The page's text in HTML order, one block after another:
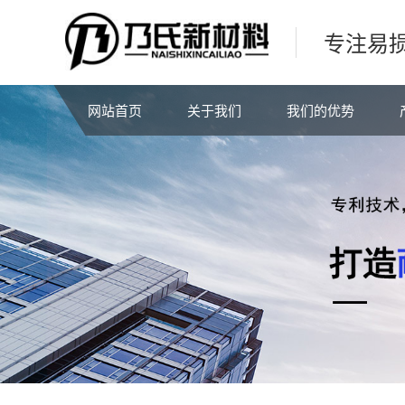
专注易
网站首页 关于我们 我们的优势